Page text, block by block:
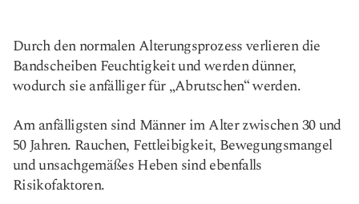
Durch den normalen Alterungsprozess verlieren die
Bandscheiben Feuchtigkeit und werden dünner,
wodurch sie anfälliger für „Abrutschen“ werden.
Am anfälligsten sind Männer im Alter zwischen 30 und
50 Jahren. Rauchen, Fettleibigkeit, Bewegungsmangel
und unsachgemäßes Heben sind ebenfalls
Risikofaktoren.